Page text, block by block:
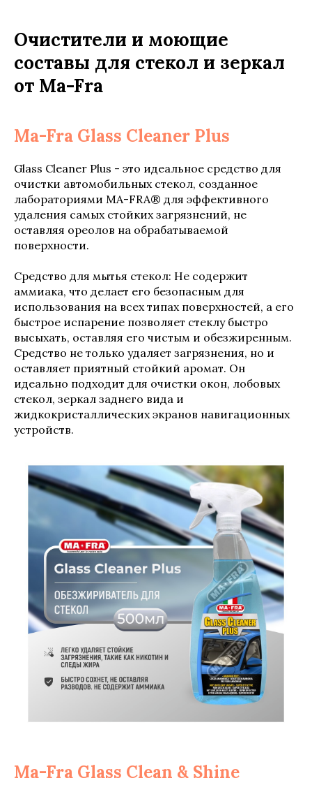
Очистители и моющие
составы для стекол и зеркал
от Ma-Fra
Ma-Fra Glass Cleaner Plus
Glass Cleaner Plus - это идеальное средство для
очистки автомобильных стекол, созданное
лабораториями MA-FRA® для эффективного
удаления самых стойких загрязнений, не
оставляя ореолов на обрабатываемой
поверхности.
Средство для мытья стекол: Не содержит
аммиака, что делает его безопасным для
использования на всех типах поверхностей, а его
быстрое испарение позволяет стеклу быстро
высыхать, оставляя его чистым и обезжиренным.
Средство не только удаляет загрязнения, но и
оставляет приятный стойкий аромат. Он
идеально подходит для очистки окон, лобовых
стекол, зеркал заднего вида и
жидкокристаллических экранов навигационных
устройств.
Ma-Fra Glass Clean & Shine